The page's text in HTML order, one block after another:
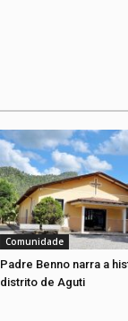
Comunidade
Padre Benno narra a
distrito de Aguti